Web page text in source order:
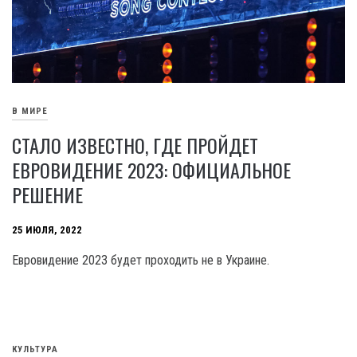
В МИРЕ
СТАЛО ИЗВЕСТНО, ГДЕ ПРОЙДЕТ
ЕВРОВИДЕНИЕ 2023: ОФИЦИАЛЬНОЕ
РЕШЕНИЕ
25 ИЮЛЯ, 2022
Евровидение 2023 будет проходить не в Украине.
КУЛЬТУРА